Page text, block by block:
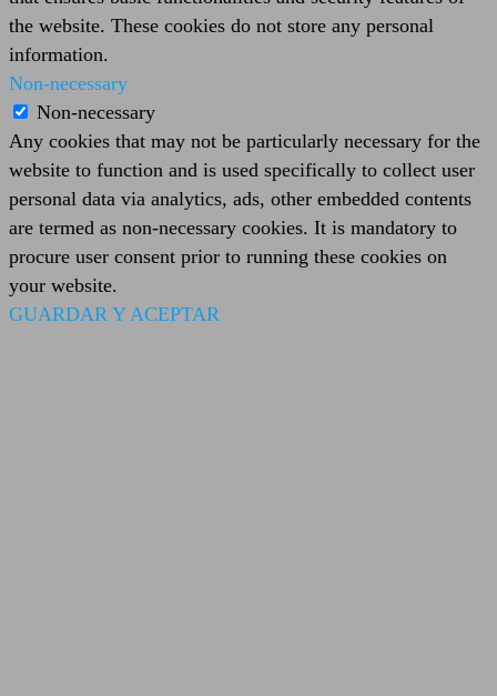
the website. These cookies do not store any personal
information.
Non-necessary
Non-necessary
Any cookies that may not be particularly necessary for the
website to function and is used specifically to collect user
personal data via analytics, ads, other embedded contents
are termed as non-necessary cookies. It is mandatory to
procure user consent prior to running these cookies on
your website.
GUARDAR Y ACEPTAR